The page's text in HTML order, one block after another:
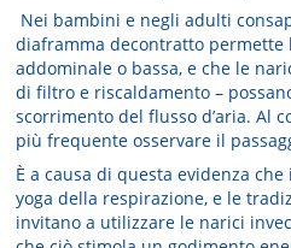
Nei bambini e negli adulti
diaframma decontratto permette
addominale o bassa, e che le
di filtro e riscaldamento –
scorrimento del flusso d’aria. Al
più frequente osservare il
È a causa di questa evidenza
yoga della respirazione, e le
invitano a utilizzare le narici